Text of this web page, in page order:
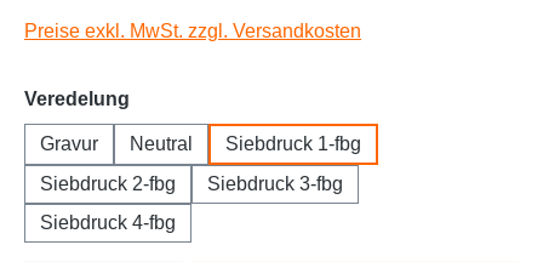
Preise exkl. MwSt. zzgl. Versandkosten
Veredelung
Gravur Neutral
Siebdruck 1-fbg
Siebdruck 2-fbg
Siebdruck 3-fbg
Siebdruck 4-fbg